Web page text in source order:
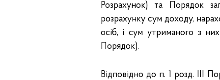
Розрахунок) та Порядок
розрахунку сум доходу,
осіб, і сум утриманого з
Порядок).
Відповідно до п. 1 розд. III